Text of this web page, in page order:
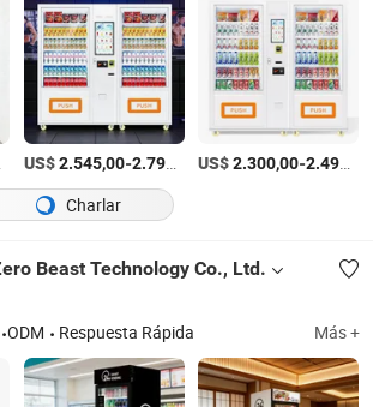
/Pieza
US$2.545,00-2.795,00 /Pieza
US$2.300,00-2.499,00
Charlar
Beast Technology Co., Ltd.
ODM Respuesta Rápida Más +